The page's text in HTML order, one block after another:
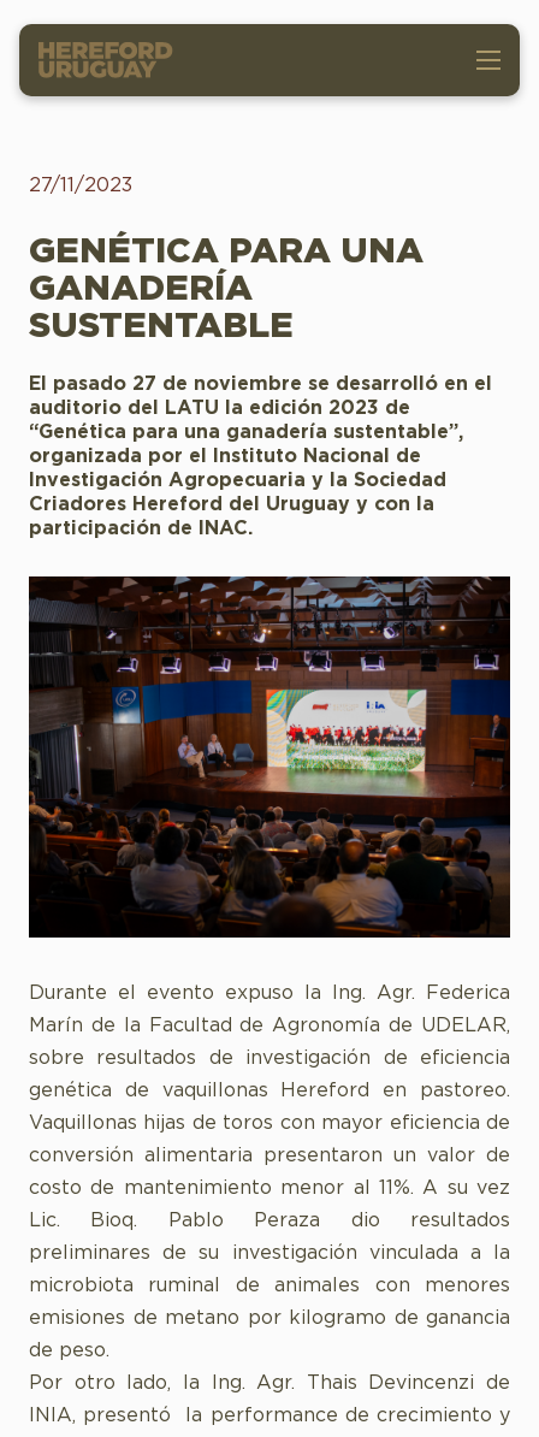
27/11/2023
GENÉTICA PARA UNA
GANADERÍA
SUSTENTABLE
El pasado 27 de noviembre se desarrolló en el
auditorio del LATU la edición 2023 de
“Genética para una ganadería sustentable”,
organizada por el Instituto Nacional de
Investigación Agropecuaria y la Sociedad
Criadores Hereford del Uruguay y con la
participación de INAC.
Durante el evento expuso la Ing. Agr. Federica
Marín de la Facultad de Agronomía de UDELAR,
sobre resultados de investigación de eficiencia
genética de vaquillonas Hereford en pastoreo.
Vaquillonas hijas de toros con mayor eficiencia de
conversión alimentaria presentaron un valor de
costo de mantenimiento menor al 11%. A su vez
Lic. Bioq. Pablo Peraza dio resultados
preliminares de su investigación vinculada a la
microbiota ruminal de animales con menores
emisiones de metano por kilogramo de ganancia
de peso.
Por otro lado, la Ing. Agr. Thais Devincenzi de
INIA, presentó la performance de crecimiento y